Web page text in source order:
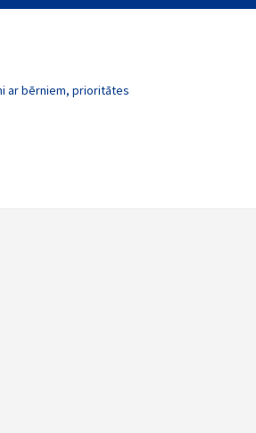
ar bērniem, prioritātes